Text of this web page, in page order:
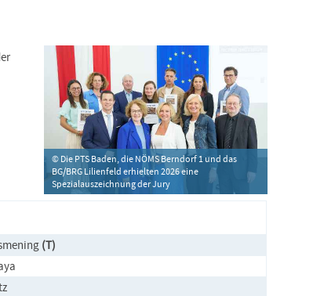
© Die PTS Baden, die NÖMS Berndorf 1 und das
BG/BRG Lilienfeld erhielten 2026 eine
Spezialauszeichnung der Jury
(T)